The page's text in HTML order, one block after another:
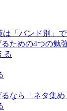
「バンド別」
ための4つの勉
る
なら「ネタ集